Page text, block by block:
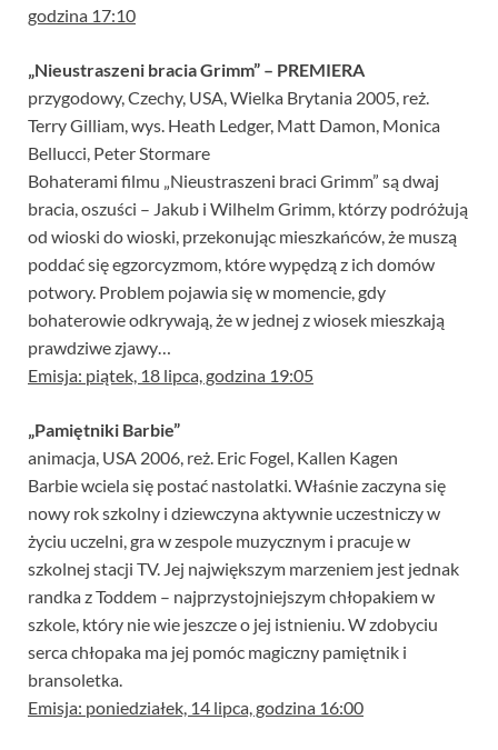
godzina 17:10
„Nieustraszeni bracia Grimm” – PREMIERA
przygodowy, Czechy, USA, Wielka Brytania 2005, reż.
Terry Gilliam, wys. Heath Ledger, Matt Damon, Monica
Bellucci, Peter Stormare
Bohaterami filmu „Nieustraszeni braci Grimm” są dwaj
bracia, oszuści – Jakub i Wilhelm Grimm, którzy podróżują
od wioski do wioski, przekonując mieszkańców, że muszą
poddać się egzorcyzmom, które wypędzą z ich domów
potwory. Problem pojawia się w momencie, gdy
bohaterowie odkrywają, że w jednej z wiosek mieszkają
prawdziwe zjawy…
Emisja: piątek, 18 lipca, godzina 19:05
„Pamiętniki Barbie”
animacja, USA 2006, reż. Eric Fogel, Kallen Kagen
Barbie wciela się postać nastolatki. Właśnie zaczyna się
nowy rok szkolny i dziewczyna aktywnie uczestniczy w
życiu uczelni, gra w zespole muzycznym i pracuje w
szkolnej stacji TV. Jej największym marzeniem jest jednak
randka z Toddem – najprzystojniejszym chłopakiem w
szkole, który nie wie jeszcze o jej istnieniu. W zdobyciu
serca chłopaka ma jej pomóc magiczny pamiętnik i
bransoletka.
Emisja: poniedziałek, 14 lipca, godzina 16:00